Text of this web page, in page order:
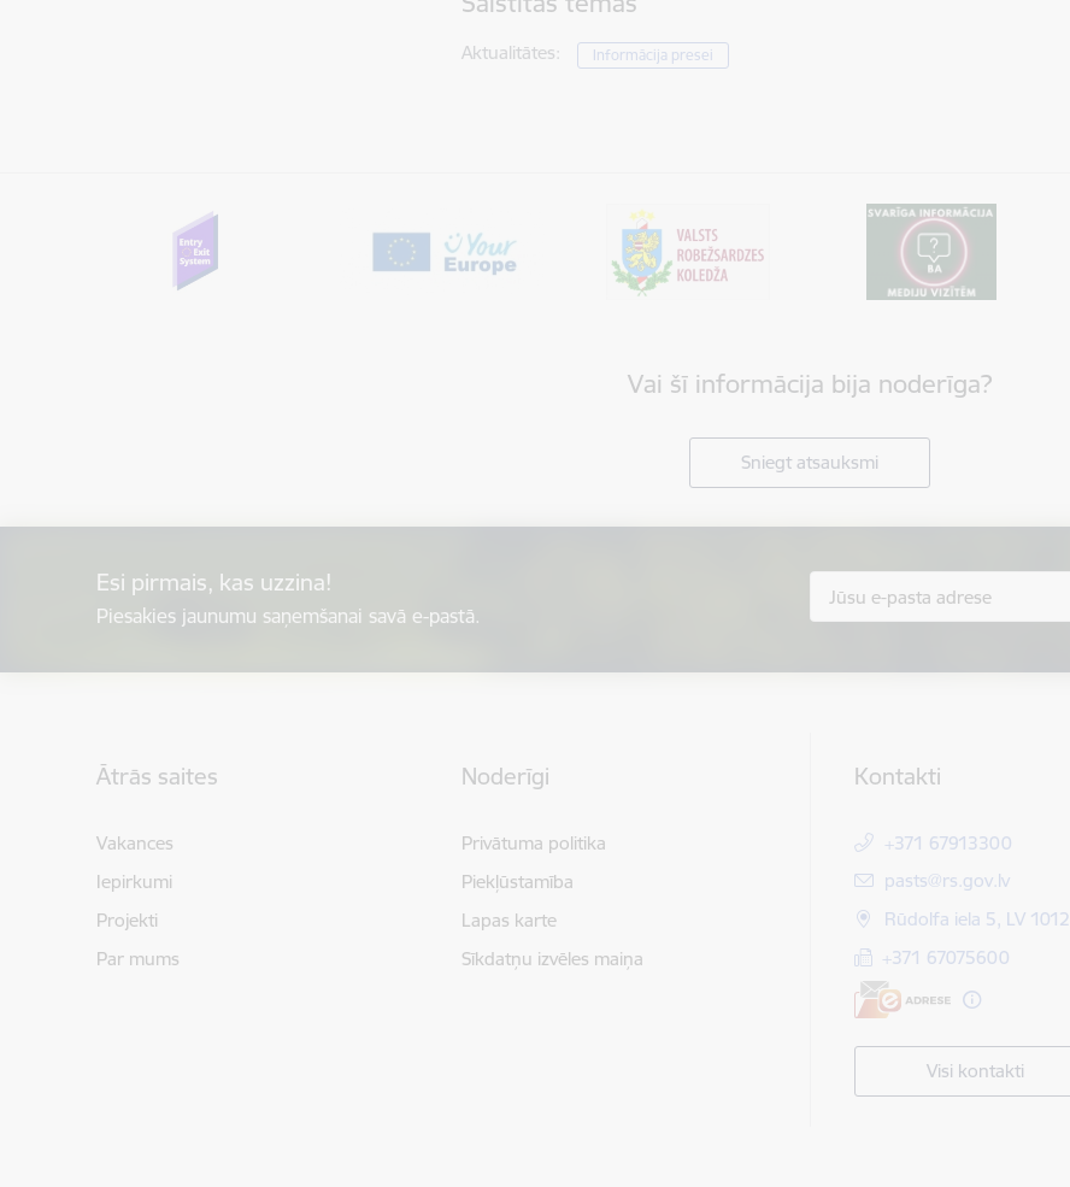
Aktualitātes: Informācija presei
Vai šī informācija bija noderīga?
Sniegt atsauksmi
Esi pirmais, kas uzzina!
Piesakies jaunumu saņemšanai savā e-pastā.
Ātrās saites
Vakances
Iepirkumi
Projekti
Par mums
Noderīgi
Privātuma politika
Piekļūstamība
Lapas karte
Sīkdatņu izvēles maiņa
Kontakti
+371 67913300
E-pasts:
pasts@rs.gov.lv
Rūdolfa iela 5, LV 1012
+371 67075600
Visi kontakti